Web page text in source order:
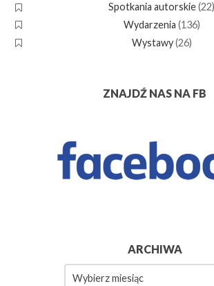
Spotkania autorskie(22)
Wydarzenia (136)
Wystawy(26)
ZNAJDŹ NAS NA FB
ARCHIWA